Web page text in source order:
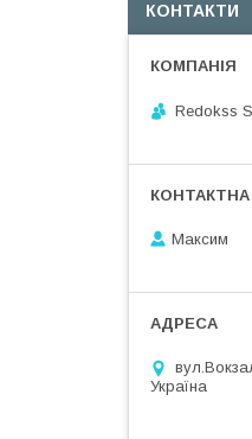
КОНТАКТИ
Redokss
Максим
Україна